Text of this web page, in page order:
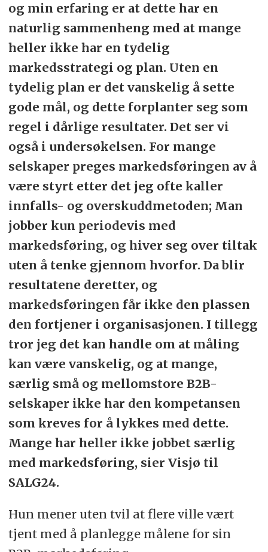
og min erfaring er at dette har en
naturlig sammenheng med at mange
heller ikke har en tydelig
markedsstrategi og plan. Uten en
tydelig plan er det vanskelig å sette
gode mål, og dette forplanter seg som
regel i dårlige resultater. Det ser vi
også i undersøkelsen. For mange
selskaper preges markedsføringen av å
være styrt etter det jeg ofte kaller
innfalls- og overskuddmetoden; Man
jobber kun periodevis med
markedsføring, og hiver seg over tiltak
uten å tenke gjennom hvorfor. Da blir
resultatene deretter, og
markedsføringen får ikke den plassen
den fortjener i organisasjonen. I tillegg
tror jeg det kan handle om at måling
kan være vanskelig, og at mange,
særlig små og mellomstore B2B-
selskaper ikke har den kompetansen
som kreves for å lykkes med dette.
Mange har heller ikke jobbet særlig
med markedsføring, sier Visjø til
SALG24.
Hun mener uten tvil at flere ville vært
tjent med å planlegge målene for sin